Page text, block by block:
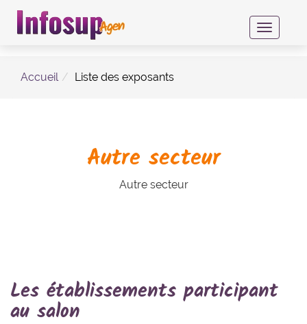
Toggle
Accueil Liste des exposants
Autre secteur
Autre secteur
Les établissements participant
au salon